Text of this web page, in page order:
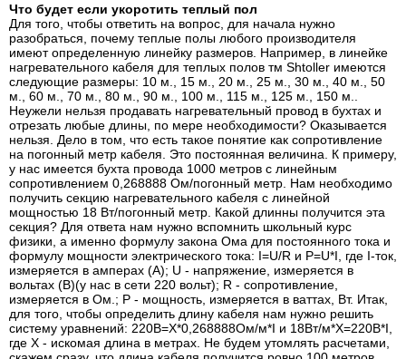
Что будет если укоротить теплый пол
Для того, чтобы ответить на вопрос, для начала нужно
разобраться, почему теплые полы любого производителя
имеют определенную линейку размеров. Например, в линейке
нагревательного кабеля для теплых полов тм Shtoller имеются
следующие размеры: 10 м., 15 м., 20 м., 25 м., 30 м., 40 м., 50
м., 60 м., 70 м., 80 м., 90 м., 100 м., 115 м., 125 м., 150 м..
Неужели нельзя продавать нагревательный провод в бухтах и
отрезать любые длины, по мере необходимости? Оказывается
нельзя. Дело в том, что есть такое понятие как сопротивление
на погонный метр кабеля. Это постоянная величина. К примеру,
у нас имеется бухта провода 1000 метров с линейным
сопротивлением 0,268888 Ом/погонный метр. Нам необходимо
получить секцию нагревательного кабеля с линейной
мощностью 18 Вт/погонный метр. Какой длинны получится эта
секция? Для ответа нам нужно вспомнить школьный курс
физики, а именно формулу закона Ома для постоянного тока и
формулу мощности электрического тока: I=U/R и P=U*I, где I-ток,
измеряется в амперах (А); U - напряжение, измеряется в
вольтах (В)(у нас в сети 220 вольт); R - сопротивление,
измеряется в Ом.; P - мощность, измеряется в ваттах, Вт. Итак,
для того, чтобы определить длину кабеля нам нужно решить
систему уравнений: 220В=Х*0,268888Ом/м*I и 18Вт/м*Х=220В*I,
где Х - искомая длина в метрах. Не будем утомлять расчетами,